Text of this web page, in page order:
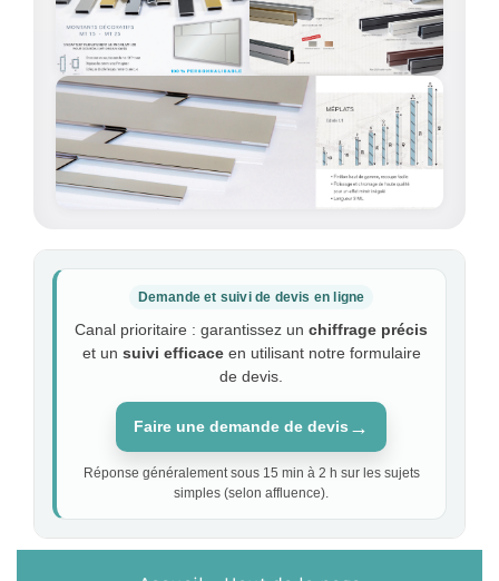
Demande et suivi de devis en ligne
Canal prioritaire : garantissez un chiffrage précis
et un suivi efficaceen utilisant notre formulaire
de devis.
Faire une demande de devis →
Réponse généralement sous 15 min à 2 h sur les sujets
simples (selon affluence).